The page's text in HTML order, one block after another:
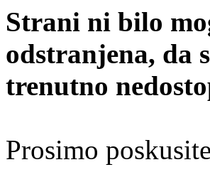
Strani ni bilo
odstranjena, da
trenutno
Prosimo